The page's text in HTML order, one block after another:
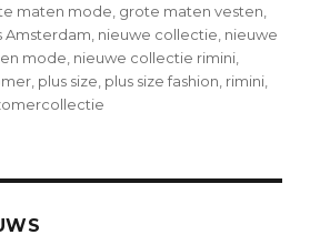
maten mode grote maten vesten
Amsterdam nieuwe collectie nieuwe
mode nieuwe collectie rimini
plus size plus size fashion rimini